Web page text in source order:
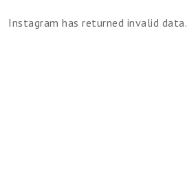
Instagram has returned invalid data.